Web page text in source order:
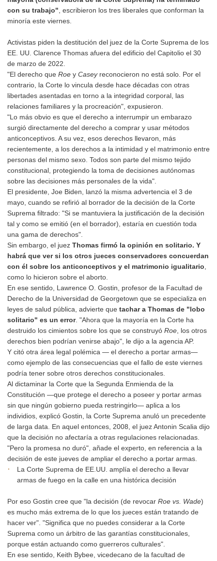
con su trabajo", escribieron los tres liberales que conforman la
minoría este viernes.
Activistas piden la destitución del juez de la Corte Suprema de los
EE. UU. Clarence Thomas afuera del edificio del Capitolio el 30
de marzo de 2022.
"El derecho que Roe y Casey reconocieron no está solo. Por el
contrario, la Corte lo vincula desde hace décadas con otras
libertades asentadas en torno a la integridad corporal, las
relaciones familiares y la procreación", expusieron.
"Lo más obvio es que el derecho a interrumpir un embarazo
surgió directamente del derecho a comprar y usar métodos
anticonceptivos. A su vez, esos derechos llevaron, más
recientemente, a los derechos a la intimidad y el matrimonio entre
personas del mismo sexo. Todos son parte del mismo tejido
constitucional, protegiendo la toma de decisiones autónomas
sobre las decisiones más personales de la vida".
El presidente, Joe Biden, lanzó la misma advertencia el 3 de
mayo, cuando se refirió al borrador de la decisión de la Corte
Suprema filtrado: "Si se mantuviera la justificación de la decisión
tal y como se emitió (en el borrador), estaría en cuestión toda
una gama de derechos".
Sin embargo, el juez Thomas firmó la opinión en solitario. Y
habrá que ver si los otros jueces conservadores concuerdan
con él sobre los anticonceptivos y el matrimonio igualitario,
como lo hicieron sobre el aborto.
En ese sentido, Lawrence O. Gostin, profesor de la Facultad de
Derecho de la Universidad de Georgetown que se especializa en
leyes de salud pública, advierte que tachar a Thomas de "lobo
solitario" es un error. "Ahora que la mayoría en la Corte ha
destruido los cimientos sobre los que se construyó Roe, los otros
derechos bien podrían venirse abajo", le dijo a la agencia AP.
Y citó otra área legal polémica — el derecho a portar armas—
como ejemplo de las consecuencias que el fallo de este viernes
podría tener sobre otros derechos constitucionales.
Al dictaminar la Corte que la Segunda Enmienda de la
Constitución —que protege el derecho a poseer y portar armas
sin que ningún gobierno pueda restringirlo— aplica a los
individios, explicó Gostin, la Corte Suprema anuló un precedente
de larga data. En aquel entonces, 2008, el juez Antonin Scalia dijo
que la decisión no afectaría a otras regulaciones relacionadas.
"Pero la promesa no duró", añade el experto, en referencia a la
decisión de este jueves de ampliar el derecho a portar armas.
La Corte Suprema de EE.UU. amplía el derecho a llevar
armas de fuego en la calle en una histórica decisión
Por eso Gostin cree que "la decisión (de revocar Roe vs. Wade)
es mucho más extrema de lo que los jueces están tratando de
hacer ver". "Significa que no puedes considerar a la Corte
Suprema como un árbitro de las garantías constitucionales,
porque están actuando como guerreros culturales".
En ese sentido, Keith Bybee, vicedecano de la facultad de